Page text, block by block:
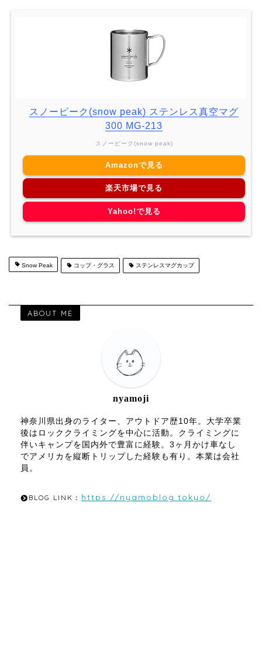
スノーピーク(snow peak) ステンレス真空マグ
300 MG-213
スノーピーク(snow peak)
Amazonで見る
楽天市場で見る
Yahoo!で見る
Snow Peak コップ・グラス ステンレスマグカップ
ABOUT ME
nyamoji
神奈川県出身のライター、アウトドア歴10年。大学卒業
後はロッククライミングを中心に活動。クライミングに
伴いキャンプを国内外で豊富に経験。3ヶ月かけ車なし
でアメリカを縦断トリップした経験も有り。本業は会社
員。
BLOG LINK： https://nyamoblog.tokyo/